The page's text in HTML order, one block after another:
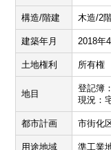
構造/階建 木造/2
建築年月 2018年
土地権利 所有権
地目
登記簿
現況：
都市計画 市街化
用途地域 準工業